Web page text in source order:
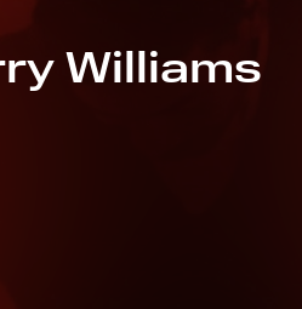
Williams